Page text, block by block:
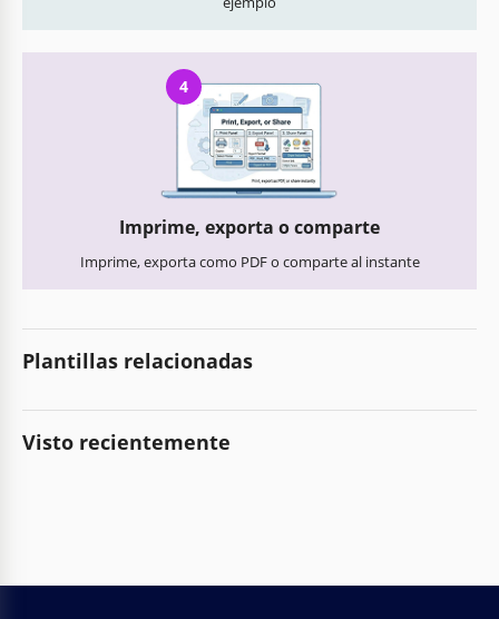
4
Imprime, exporta o comparte
Imprime, exporta como PDF o comparte al instante
Plantillas relacionadas
Visto recientemente